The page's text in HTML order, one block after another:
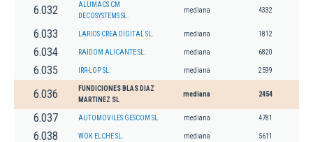
6.032
ALUMACS CM
DECOSYSTEMS SL.
mediana 4332
6.033 LARIOS CREA DIGITAL SL. mediana 1812
6.034 RAIDOM ALICANTE SL. mediana 6820
6.035 IRR-LOP SL. mediana 2599
6.036
FUNDICIONES BLAS DIAZ
MARTINEZ SL
mediana 2454
6.037 AUTOMOVILES GESCOM SL. mediana 4781
6.038 WOK ELCHE SL. mediana 5611